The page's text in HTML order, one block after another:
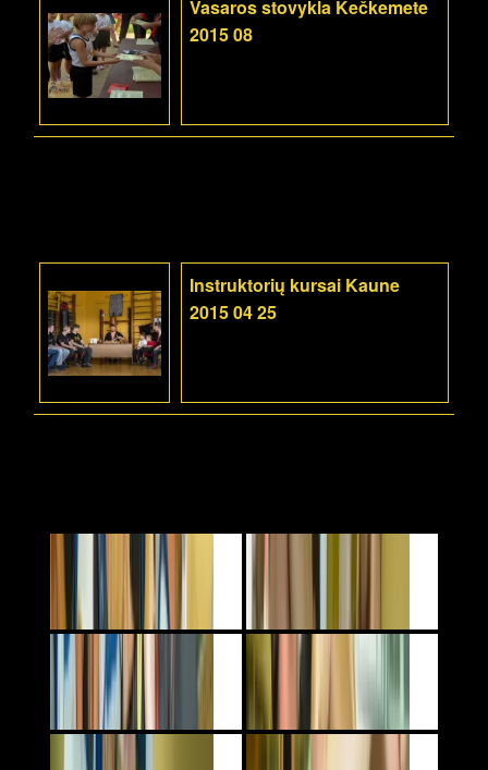
Vasaros stovykla Kečkemete
2015 08
Instruktorių kursai Kaune
2015 04 25